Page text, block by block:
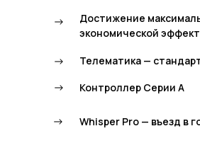
->
->
->
->
Достижение
экономической
Телематика —
Контроллер Серии А
Whisper Pro — въезд в